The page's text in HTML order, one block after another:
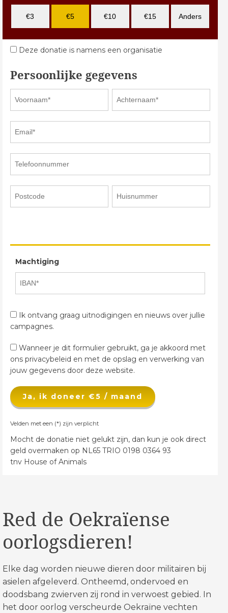
Red de Oekraïense
oorlogsdieren!
Elke dag worden nieuwe dieren door militairen bij
asielen afgeleverd. Ontheemd, ondervoed en
doodsbang zwierven zij rond in verwoest gebied. In
het door oorlog verscheurde Oekraïne vechten
€3 €5 €10 €15 Anders
Deze donatie is namens een organisatie
Persoonlijke gegevens
Machtiging
Ik ontvang graag uitnodigingen en nieuws over jullie
campagnes.
Wanneer je dit formulier gebruikt, ga je akkoord met
ons privacybeleid en met de opslag en verwerking van
jouw gegevens door deze website.
Ja, ik doneer €5 / maand
Velden met een (*) zijn verplicht
Mocht de donatie niet gelukt zijn, dan kun je ook direct
geld overmaken op NL65 TRIO 0198 0364 93
tnv House of Animals